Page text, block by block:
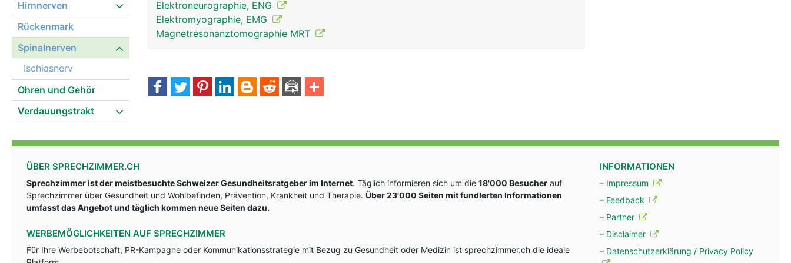
Hirnnerven
Rückenmark
Spinalnerven
Ischiasnerv
Ohren und Gehör
Verdauungstrakt
Elektroneurographie, ENG
Elektromyographie, EMG
Magnetresonanztomographie MRT
ÜBER SPRECHZIMMER.CH
Sprechzimmer ist der meistbesuchte Schweizer Gesundheitsratgeber im Internet. Täglich informieren sich um die 18'000 Besucher auf
Sprechzimmer über Gesundheit und Wohlbefinden, Prävention, Krankheit und Therapie. Über 23'000 Seiten mit fundlerten Informationen
umfasst das Angebot und täglich kommen neue Seiten dazu.
WERBEMÖGLICHKEITEN AUF SPRECHZIMMER
Für Ihre Werbebotschaft, PR-Kampagne oder Kommunikationsstrategie mit Bezug zu Gesundheit oder Medizin ist sprechzimmer.ch die ideale
INFORMATIONEN
– Impressum
– Feedback
– Partner
– Disclaimer
– Datenschutzerklärung / Privacy Policy